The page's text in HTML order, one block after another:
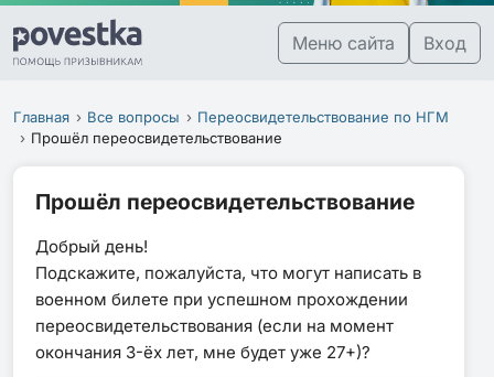
Меню сайта Вход
Главная Все вопросы
Переосвидетельствование по НГМ
Прошёл переосвидетельствование
Прошёл переосвидетельствование
Добрый день!
Подскажите, пожалуйста, что могут написать в
военном билете при успешном прохождении
переосвидетельствования (если на момент
окончания 3-ёх лет, мне будет уже 27+)?